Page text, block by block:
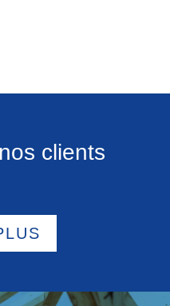
clients